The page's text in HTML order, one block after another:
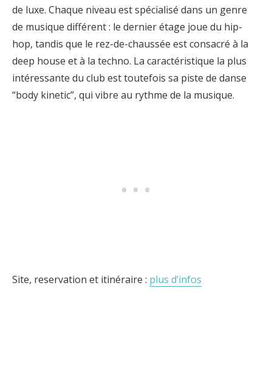
de luxe. Chaque niveau est spécialisé dans un genre
de musique différent : le dernier étage joue du hip-
hop, tandis que le rez-de-chaussée est consacré à la
deep house et à la techno. La caractéristique la plus
intéressante du club est toutefois sa piste de danse
“body kinetic”, qui vibre au rythme de la musique.
Site, reservation et itinéraire : plus d’infos